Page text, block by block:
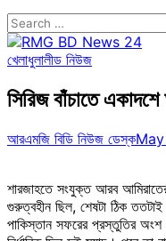
Search
for:
খেলাধুলালীড নিউজ
সিরিজ বাঁচাতে
আরএমজি বিডি নিউজ ডেস্ক
শারজাহতে সংযুক্ত আরব আমিরাতের
গুরুত্বহীন ছিল, শেষটা ঠিক
পাকিস্তান সফরের প্রস্তুতির অংশ